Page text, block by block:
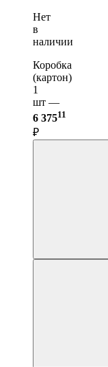
Нет
в
наличии
Коробка
(картон)
1
шт —
6 37511
₽